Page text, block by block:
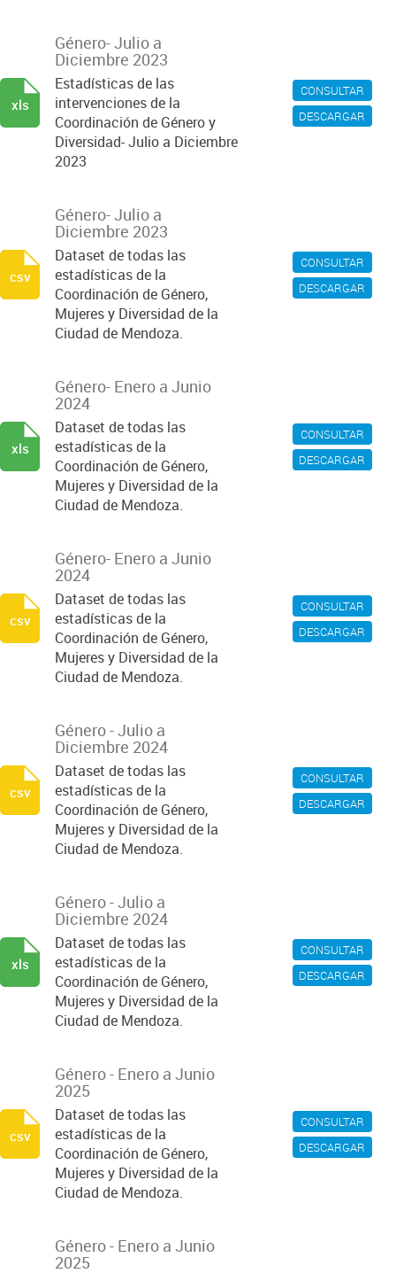
CONSULTAR
DESCARGAR
Género- Julio a
Diciembre 2023
Estadísticas de las
intervenciones de la
Coordinación de Género y
Diversidad- Julio a Diciembre
2023
xls
CONSULTAR
DESCARGAR
Género- Julio a
Diciembre 2023
Dataset de todas las
estadísticas de la
Coordinación de Género,
Mujeres y Diversidad de la
Ciudad de Mendoza.
csv
CONSULTAR
DESCARGAR
Género- Enero a Junio
2024
Dataset de todas las
estadísticas de la
Coordinación de Género,
Mujeres y Diversidad de la
Ciudad de Mendoza.
xls
CONSULTAR
DESCARGAR
Género- Enero a Junio
2024
Dataset de todas las
estadísticas de la
Coordinación de Género,
Mujeres y Diversidad de la
Ciudad de Mendoza.
csv
CONSULTAR
DESCARGAR
Género - Julio a
Diciembre 2024
Dataset de todas las
estadísticas de la
Coordinación de Género,
Mujeres y Diversidad de la
Ciudad de Mendoza.
csv
CONSULTAR
DESCARGAR
Género - Julio a
Diciembre 2024
Dataset de todas las
estadísticas de la
Coordinación de Género,
Mujeres y Diversidad de la
Ciudad de Mendoza.
xls
CONSULTAR
DESCARGAR
Género - Enero a Junio
2025
Dataset de todas las
estadísticas de la
Coordinación de Género,
Mujeres y Diversidad de la
Ciudad de Mendoza.
csv
Género - Enero a Junio
2025